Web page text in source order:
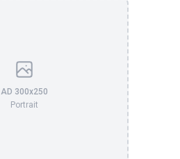
AD 300x250
Portrait